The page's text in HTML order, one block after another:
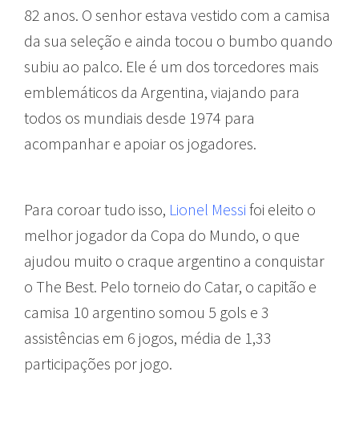
82 anos. O senhor estava vestido com a camisa
da sua seleção e ainda tocou o bumbo quando
subiu ao palco. Ele é um dos torcedores mais
emblemáticos da Argentina, viajando para
todos os mundiais desde 1974 para
acompanhar e apoiar os jogadores.
Para coroar tudo isso, Lionel Messi foi eleito o
melhor jogador da Copa do Mundo, o que
ajudou muito o craque argentino a conquistar
o The Best. Pelo torneio do Catar, o capitão e
camisa 10 argentino somou 5 gols e 3
assistências em 6 jogos, média de 1,33
participações por jogo.